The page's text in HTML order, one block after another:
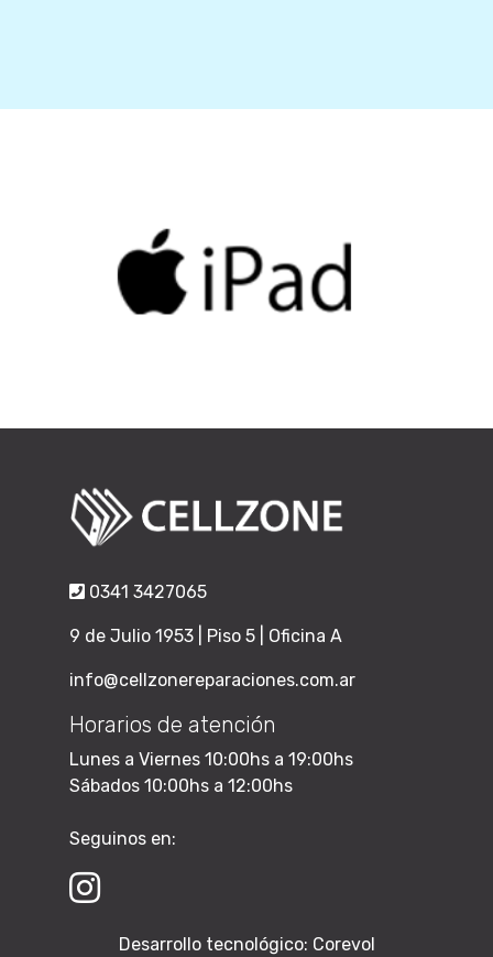
0341 3427065
9 de Julio 1953 | Piso 5 | Oficina A
info@cellzonereparaciones.com.ar
Horarios de atención
Lunes a Viernes 10:00hs a 19:00hs
Sábados 10:00hs a 12:00hs
Seguinos en:
Desarrollo tecnológico: Corevol